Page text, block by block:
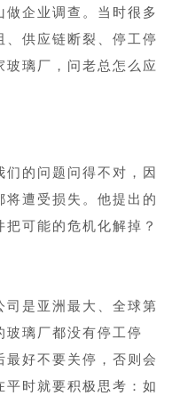
企业调查。当时很多
、供应链断裂、停工停
玻璃厂，问老总怎么应
的问题问得不对，因
将遭受损失。他提出的
可能的危机化解掉？
司是亚洲最大、全球第
玻璃厂都没有停工停
最好不要关停，否则会
时就要积极思考：如